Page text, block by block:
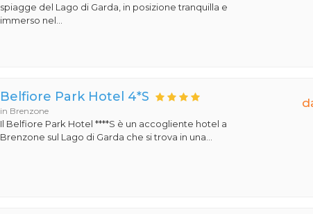
spiagge del Lago di Garda, in posizione tranquilla e
immerso nel...
Belfiore Park Hotel 4*S
in Brenzone
Il Belfiore Park Hotel ****S è un accogliente hotel a
Brenzone sul Lago di Garda che si trova in una...